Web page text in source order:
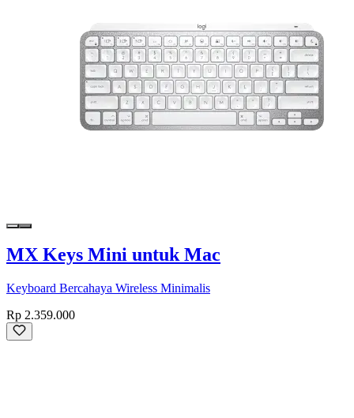
MX Keys Mini untuk Mac
Keyboard Bercahaya Wireless Minimalis
Rp 2.359.000